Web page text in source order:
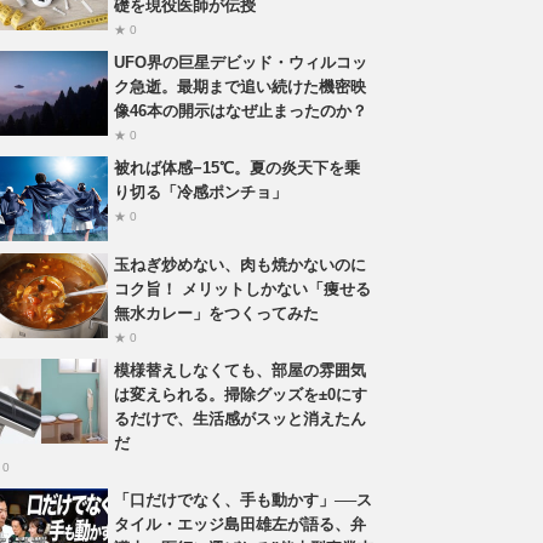
礎を現役医師が伝授
★ 0
UFO界の巨星デビッド・ウィルコッ
ク急逝。最期まで追い続けた機密映
像46本の開示はなぜ止まったのか？
★ 0
被れば体感−15℃。夏の炎天下を乗
り切る「冷感ポンチョ」
★ 0
玉ねぎ炒めない、肉も焼かないのに
コク旨！ メリットしかない「痩せる
無水カレー」をつくってみた
★ 0
模様替えしなくても、部屋の雰囲気
は変えられる。掃除グッズを±0にす
るだけで、生活感がスッと消えたん
だ
「口だけでなく、手も動かす」──ス
タイル・エッジ島田雄左が語る、弁